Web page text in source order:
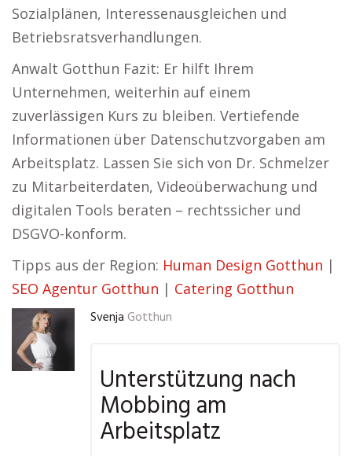
Sozialplänen, Interessenausgleichen und
Betriebsratsverhandlungen.
Anwalt Gotthun Fazit: Er hilft Ihrem
Unternehmen, weiterhin auf einem
zuverlässigen Kurs zu bleiben. Vertiefende
Informationen über Datenschutzvorgaben am
Arbeitsplatz. Lassen Sie sich von Dr. Schmelzer
zu Mitarbeiterdaten, Videoüberwachung und
digitalen Tools beraten – rechtssicher und
DSGVO-konform.
Tipps aus der Region: Human Design Gotthun |
SEO Agentur Gotthun | Catering Gotthun
Svenja Gotthun
Unterstützung nach
Mobbing am
Arbeitsplatz